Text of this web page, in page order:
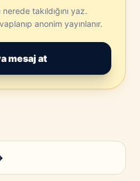
nerede takıldığını yaz.
anonim yayınlanır.
mesaj at